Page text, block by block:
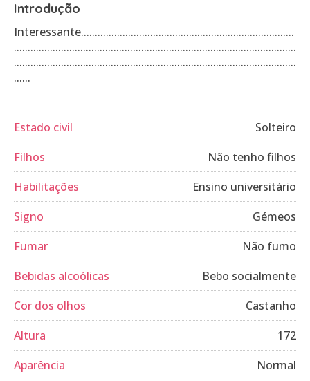
Introdução
Interessante.............................................................................
......................................................................................................
......................................................................................................
......
Estado civil
Solteiro
Filhos
Não tenho filhos
Habilitações
Ensino universitário
Signo
Gémeos
Fumar
Não fumo
Bebidas alcoólicas
Bebo socialmente
Cor dos olhos
Castanho
Altura
172
Aparência
Normal